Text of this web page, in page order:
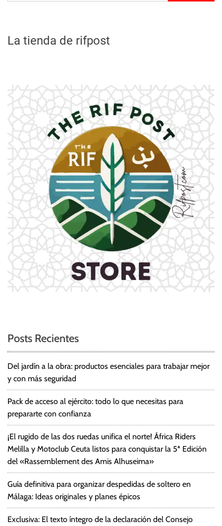
La tienda de rifpost
Posts Recientes
Del jardín a la obra: productos esenciales para trabajar mejor
y con más seguridad
Pack de acceso al ejército: todo lo que necesitas para
prepararte con confianza
¡El rugido de las dos ruedas unifica el norte! África Riders
Melilla y Motoclub Ceuta listos para conquistar la 5ª Edición
del «Rassemblement des Amis Alhuseima»
Guía definitiva para organizar despedidas de soltero en
Málaga: Ideas originales y planes épicos
Exclusiva: El texto íntegro de la declaración del Consejo